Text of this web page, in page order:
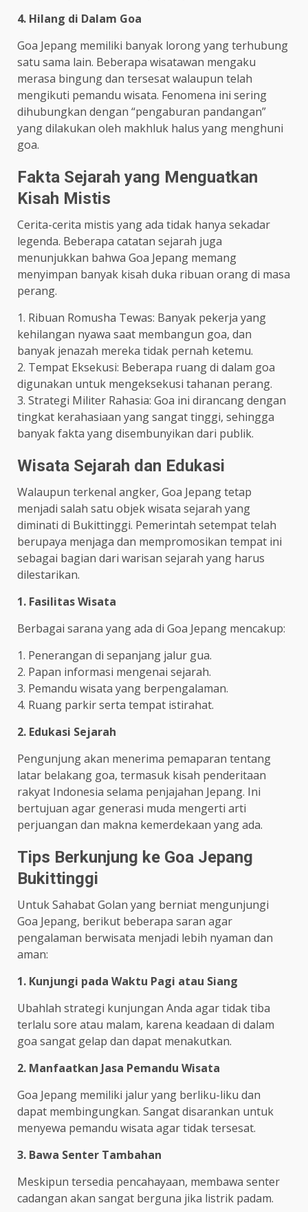
4. Hilang di Dalam Goa
Goa Jepang memiliki banyak lorong yang terhubung
satu sama lain. Beberapa wisatawan mengaku
merasa bingung dan tersesat walaupun telah
mengikuti pemandu wisata. Fenomena ini sering
dihubungkan dengan “pengaburan pandangan”
yang dilakukan oleh makhluk halus yang menghuni
goa.
Fakta Sejarah yang Menguatkan
Kisah Mistis
Cerita-cerita mistis yang ada tidak hanya sekadar
legenda. Beberapa catatan sejarah juga
menunjukkan bahwa Goa Jepang memang
menyimpan banyak kisah duka ribuan orang di masa
perang.
1. Ribuan Romusha Tewas: Banyak pekerja yang
kehilangan nyawa saat membangun goa, dan
banyak jenazah mereka tidak pernah ketemu.
2. Tempat Eksekusi: Beberapa ruang di dalam goa
digunakan untuk mengeksekusi tahanan perang.
3. Strategi Militer Rahasia: Goa ini dirancang dengan
tingkat kerahasiaan yang sangat tinggi, sehingga
banyak fakta yang disembunyikan dari publik.
Wisata Sejarah dan Edukasi
Walaupun terkenal angker, Goa Jepang tetap
menjadi salah satu objek wisata sejarah yang
diminati di Bukittinggi. Pemerintah setempat telah
berupaya menjaga dan mempromosikan tempat ini
sebagai bagian dari warisan sejarah yang harus
dilestarikan.
1. Fasilitas Wisata
Berbagai sarana yang ada di Goa Jepang mencakup:
1. Penerangan di sepanjang jalur gua.
2. Papan informasi mengenai sejarah.
3. Pemandu wisata yang berpengalaman.
4. Ruang parkir serta tempat istirahat.
2. Edukasi Sejarah
Pengunjung akan menerima pemaparan tentang
latar belakang goa, termasuk kisah penderitaan
rakyat Indonesia selama penjajahan Jepang. Ini
bertujuan agar generasi muda mengerti arti
perjuangan dan makna kemerdekaan yang ada.
Tips Berkunjung ke Goa Jepang
Bukittinggi
Untuk Sahabat Golan yang berniat mengunjungi
Goa Jepang, berikut beberapa saran agar
pengalaman berwisata menjadi lebih nyaman dan
aman:
1. Kunjungi pada Waktu Pagi atau Siang
Ubahlah strategi kunjungan Anda agar tidak tiba
terlalu sore atau malam, karena keadaan di dalam
goa sangat gelap dan dapat menakutkan.
2. Manfaatkan Jasa Pemandu Wisata
Goa Jepang memiliki jalur yang berliku-liku dan
dapat membingungkan. Sangat disarankan untuk
menyewa pemandu wisata agar tidak tersesat.
3. Bawa Senter Tambahan
Meskipun tersedia pencahayaan, membawa senter
cadangan akan sangat berguna jika listrik padam.